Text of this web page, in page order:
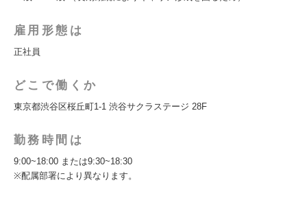
雇用形態は
正社員
どこで働くか
東京都渋谷区桜丘町1-1 渋谷サクラステージ 28F
勤務時間は
9:00~18:00 または9:30~18:30
※配属部署により異なります。